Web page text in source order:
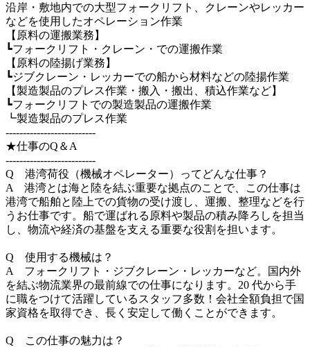
沿岸・敷地内での大型フォークリフト、クレーンやレッカー
などを使用したオペレーション作業
【原料の運搬業務】
┗フォークリフト・クレーン・での運搬作業
【原料の陸揚げ業務】
┗ジブクレーン・レッカーでの船から材料などの陸揚作業
【製造製品のプレス作業・搬入・搬出、積込作業など】
┗フォークリフトでの製造製品の運搬作業
┗製造製品のプレス作業
--------------------------
★仕事のQ＆A
--------------------------
Q　港湾荷役（機械オペレーター）ってどんな仕事？
A　港湾とは海と陸を結ぶ重要な拠点のことで、この仕事は
港湾で船舶と陸上での貨物の受け渡し、運搬、整理などを行
うお仕事です。船で運ばれる原料や製品の積み降ろしを担当
し、物流や経済の基盤を支える重要な役割を担います。
Q　使用する機械は？
A　フォークリフト・ジブクレーン・レッカーなど。国内外
を結ぶ物流業界の最前線での仕事になります。20 代から手
に職をつけて活躍しているスタッフ多数！会社全額負担で国
家資格を取得でき、長く安定して働くことができます。
Q　この仕事の魅力は？